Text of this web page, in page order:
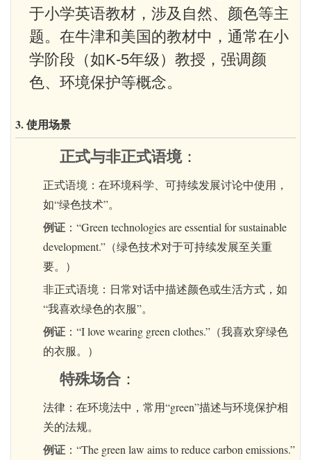
于小学英语教材，涉及自然、颜色等主
题。在牛津和美国的教材中，通常在小
学阶段（如K-5年级）教授，强调颜
色、环境保护等概念。
3. 使用场景
正式与非正式语境：
正式语境：在环境科学、可持续发展讨论中使用，
如“绿色技术”。
例证 ：“Green technologies are essential for sustainable
development.”（绿色技术对于可持续发展至关重
要。）
非正式语境：日常对话中描述颜色或生活方式，如
“我喜欢绿色的衣服”。
例证 ：“I love wearing green clothes.”（我喜欢穿绿色
的衣服。）
特殊场合 ：
法律：在环境法中，常用“green”描述与环境保护相
关的法规。
例证 ：“The green law aims to reduce carbon emissions.”